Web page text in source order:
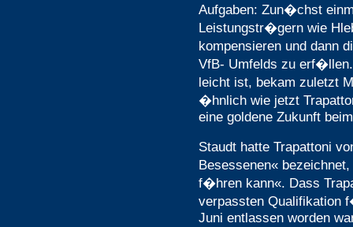
Aufgaben: Zun�chst
Leistungstr�gern wie
kompensieren und dann
VfB- Umfelds zu
leicht ist, bekam zuletzt
�hnlich wie jetzt
eine goldene Zukunft
Staudt hatte Trapattoni
Besessenen«
f�hren kann«. Dass
verpassten Qualifikation
Juni entlassen worden